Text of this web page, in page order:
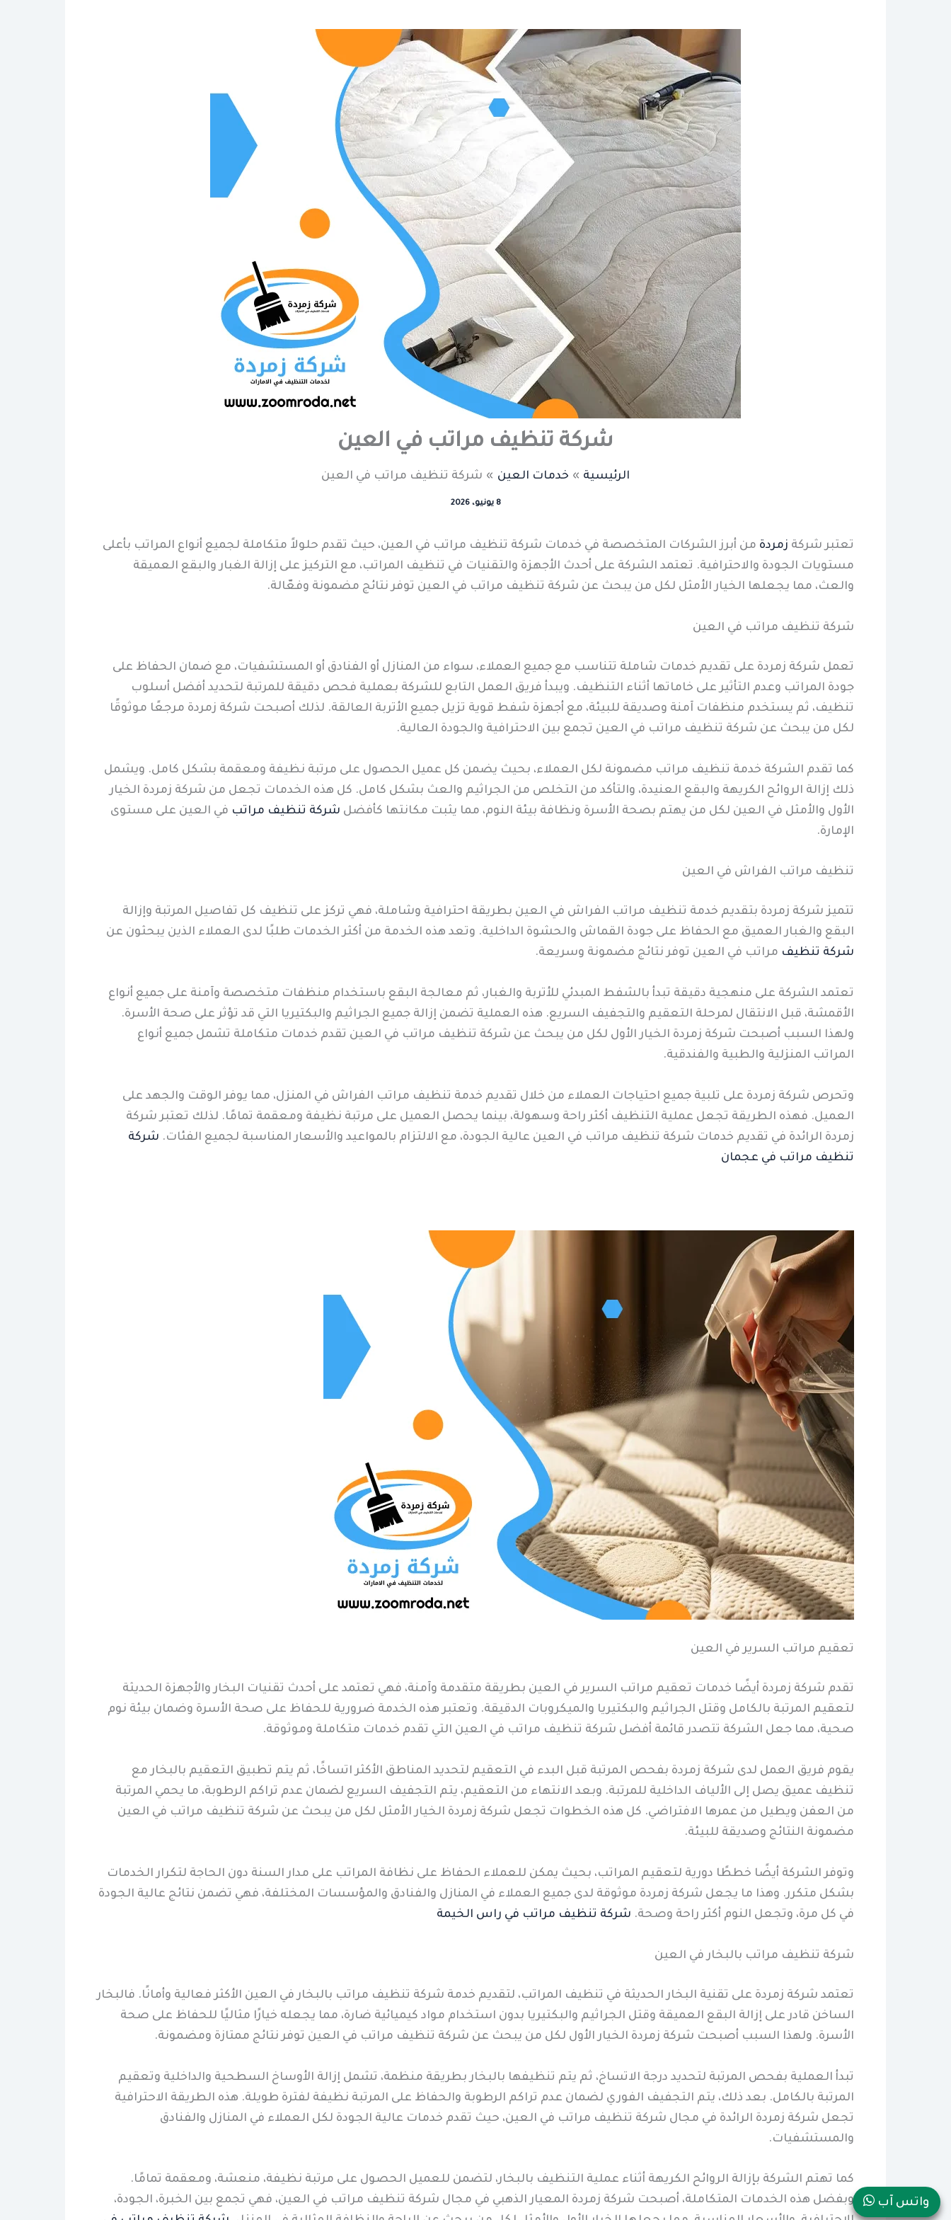
شركة تنظيف مراتب في العين
الرئيسية خدمات العين شركة تنظيف مراتب في العين
8 يونيو، 2026
تعتبر شركة زمردة من أبرز الشركات المتخصصة في خدمات شركة تنظيف مراتب في العين، حيث تقدم حلولاً متكاملة لجميع أنواع المراتب بأعلى
مستويات الجودة والاحترافية. تعتمد الشركة على أحدث الأجهزة والتقنيات في تنظيف المراتب، مع التركيز على إزالة الغبار والبقع العميقة
والعث، مما يجعلها الخيار الأمثل لكل من يبحث عن شركة تنظيف مراتب في العين توفر نتائج مضمونة وفعّالة.
شركة تنظيف مراتب في العين
تعمل شركة زمردة على تقديم خدمات شاملة تتناسب مع جميع العملاء، سواء من المنازل أو الفنادق أو المستشفيات، مع ضمان الحفاظ على
جودة المراتب وعدم التأثير على خاماتها أثناء التنظيف. ويبدأ فريق العمل التابع للشركة بعملية فحص دقيقة للمرتبة لتحديد أفضل أسلوب
تنظيف، ثم يستخدم منظفات آمنة وصديقة للبيئة، مع أجهزة شفط قوية تزيل جميع الأتربة العالقة. لذلك أصبحت شركة زمردة مرجعًا موثوقًا
لكل من يبحث عن شركة تنظيف مراتب في العين تجمع بين الاحترافية والجودة العالية.
كما تقدم الشركة خدمة تنظيف مراتب مضمونة لكل العملاء، بحيث يضمن كل عميل الحصول على مرتبة نظيفة ومعقمة بشكل كامل. ويشمل
ذلك إزالة الروائح الكريهة والبقع العنيدة، والتأكد من التخلص من الجراثيم والعث بشكل كامل. كل هذه الخدمات تجعل من شركة زمردة الخيار
الأول والأمثل في العين لكل من يهتم بصحة الأسرة ونظافة بيئة النوم، مما يثبت مكانتها كأفضل شركة تنظيف مراتب في العين على مستوى
الإمارة.
تنظيف مراتب الفراش في العين
تتميز شركة زمردة بتقديم خدمة تنظيف مراتب الفراش في العين بطريقة احترافية وشاملة، فهي تركز على تنظيف كل تفاصيل المرتبة وإزالة
البقع والغبار العميق مع الحفاظ على جودة القماش والحشوة الداخلية. وتعد هذه الخدمة من أكثر الخدمات طلبًا لدى العملاء الذين يبحثون عن
شركة تنظيف مراتب في العين توفر نتائج مضمونة وسريعة.
تعتمد الشركة على منهجية دقيقة تبدأ بالشفط المبدئي للأتربة والغبار، ثم معالجة البقع باستخدام منظفات متخصصة وآمنة على جميع أنواع
الأقمشة، قبل الانتقال لمرحلة التعقيم والتجفيف السريع. هذه العملية تضمن إزالة جميع الجراثيم والبكتيريا التي قد تؤثر على صحة الأسرة.
ولهذا السبب أصبحت شركة زمردة الخيار الأول لكل من يبحث عن شركة تنظيف مراتب في العين تقدم خدمات متكاملة تشمل جميع أنواع
المراتب المنزلية والطبية والفندقية.
وتحرص شركة زمردة على تلبية جميع احتياجات العملاء من خلال تقديم خدمة تنظيف مراتب الفراش في المنزل، مما يوفر الوقت والجهد على
العميل. فهذه الطريقة تجعل عملية التنظيف أكثر راحة وسهولة، بينما يحصل العميل على مرتبة نظيفة ومعقمة تمامًا. لذلك تعتبر شركة
زمردة الرائدة في تقديم خدمات شركة تنظيف مراتب في العين عالية الجودة، مع الالتزام بالمواعيد والأسعار المناسبة لجميع الفئات. شركة
تنظيف مراتب في عجمان
تعقيم مراتب السرير في العين
تقدم شركة زمردة أيضًا خدمات تعقيم مراتب السرير في العين بطريقة متقدمة وآمنة، فهي تعتمد على أحدث تقنيات البخار والأجهزة الحديثة
لتعقيم المرتبة بالكامل وقتل الجراثيم والبكتيريا والميكروبات الدقيقة. وتعتبر هذه الخدمة ضرورية للحفاظ على صحة الأسرة وضمان بيئة نوم
صحية، مما جعل الشركة تتصدر قائمة أفضل شركة تنظيف مراتب في العين التي تقدم خدمات متكاملة وموثوقة.
يقوم فريق العمل لدى شركة زمردة بفحص المرتبة قبل البدء في التعقيم لتحديد المناطق الأكثر اتساخًا، ثم يتم تطبيق التعقيم بالبخار مع
تنظيف عميق يصل إلى الألياف الداخلية للمرتبة. وبعد الانتهاء من التعقيم، يتم التجفيف السريع لضمان عدم تراكم الرطوبة، ما يحمي المرتبة
من العفن ويطيل من عمرها الافتراضي. كل هذه الخطوات تجعل شركة زمردة الخيار الأمثل لكل من يبحث عن شركة تنظيف مراتب في العين
مضمونة النتائج وصديقة للبيئة.
وتوفر الشركة أيضًا خططًا دورية لتعقيم المراتب، بحيث يمكن للعملاء الحفاظ على نظافة المراتب على مدار السنة دون الحاجة لتكرار الخدمات
بشكل متكرر. وهذا ما يجعل شركة زمردة موثوقة لدى جميع العملاء في المنازل والفنادق والمؤسسات المختلفة، فهي تضمن نتائج عالية الجودة
في كل مرة، وتجعل النوم أكثر راحة وصحة. شركة تنظيف مراتب في راس الخيمة
شركة تنظيف مراتب بالبخار في العين
تعتمد شركة زمردة على تقنية البخار الحديثة في تنظيف المراتب، لتقديم خدمة شركة تنظيف مراتب بالبخار في العين الأكثر فعالية وأمانًا. فالبخار
الساخن قادر على إزالة البقع العميقة وقتل الجراثيم والبكتيريا بدون استخدام مواد كيميائية ضارة، مما يجعله خيارًا مثاليًا للحفاظ على صحة
الأسرة. ولهذا السبب أصبحت شركة زمردة الخيار الأول لكل من يبحث عن شركة تنظيف مراتب في العين توفر نتائج ممتازة ومضمونة.
تبدأ العملية بفحص المرتبة لتحديد درجة الاتساخ، ثم يتم تنظيفها بالبخار بطريقة منظمة، تشمل إزالة الأوساخ السطحية والداخلية وتعقيم
المرتبة بالكامل. بعد ذلك، يتم التجفيف الفوري لضمان عدم تراكم الرطوبة والحفاظ على المرتبة نظيفة لفترة طويلة. هذه الطريقة الاحترافية
تجعل شركة زمردة الرائدة في مجال شركة تنظيف مراتب في العين، حيث تقدم خدمات عالية الجودة لكل العملاء في المنازل والفنادق
والمستشفيات.
كما تهتم الشركة بإزالة الروائح الكريهة أثناء عملية التنظيف بالبخار، لتضمن للعميل الحصول على مرتبة نظيفة، منعشة، ومعقمة تمامًا.
وبفضل هذه الخدمات المتكاملة، أصبحت شركة زمردة المعيار الذهبي في مجال شركة تنظيف مراتب في العين، فهي تجمع بين الخبرة، الجودة،
واتس آب